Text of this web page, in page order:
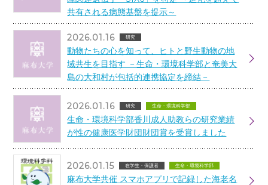
共有される病態基盤を提示～
2026.01.16 研究
動物たちの心を知って、ヒトと野生動物の地
域共生を目指す －生命・環境科学部と奄美大
島の大和村が包括的連携協定を締結－
2026.01.16 研究 生命・環境科学部
生命・環境科学部香川成人助教らの研究業績
が性の健康医学財団財団賞を受賞しました
2026.01.15 在学生・保護者 生命・環境科学部
麻布大学共催 スマホアプリで記録した海老名